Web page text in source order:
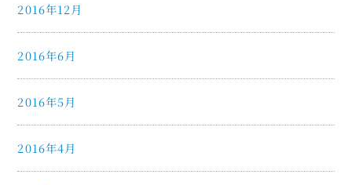
2016年12月
2016年6月
2016年5月
2016年4月